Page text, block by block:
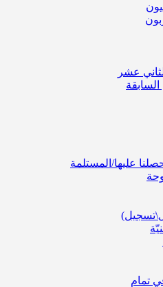
عشر
عليها/المستلمة
تمام